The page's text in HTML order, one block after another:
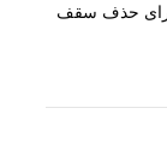
برای حذف سقف